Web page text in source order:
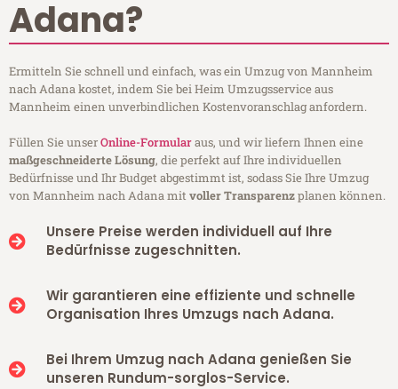
Adana?
Ermitteln Sie schnell und einfach, was ein Umzug von Mannheim
nach Adana kostet, indem Sie bei Heim Umzugsservice aus
Mannheim einen unverbindlichen Kostenvoranschlag anfordern.
Füllen Sie unserOnline-Formularaus, und wir liefern Ihnen eine
maßgeschneiderte Lösung, die perfekt auf Ihre individuellen
Bedürfnisse und Ihr Budget abgestimmt ist, sodass Sie Ihre Umzug
von Mannheim nach Adana mitvoller Transparenzplanen können.
Unsere Preise werden individuell auf Ihre
Bedürfnisse zugeschnitten.
Wir garantieren eine effiziente und schnelle
Organisation Ihres Umzugs nach Adana.
Bei Ihrem Umzug nach Adana genießen Sie
unseren Rundum-sorglos-Service.